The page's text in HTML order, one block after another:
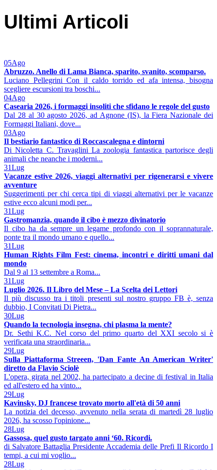
Ultimi Articoli
05Ago
Abruzzo. Anello di Lama Bianca, sparito, svanito, scomparso.
Luciano Pellegrini Con il caldo torrido ed afa intensa, bisogna
scegliere escursioni tra boschi...
04Ago
Casearia 2026, i formaggi insoliti che sfidano le regole del gusto
Dal 28 al 30 agosto 2026, ad Agnone (IS), la Fiera Nazionale dei
Formaggi Italiani, dove...
03Ago
Il bestiario fantastico di Roccascalegna e dintorni
Di Nicoletta C. Travaglini La zoologia fantastica partorisce degli
animali che neanche i moderni...
31Lug
Vacanze estive 2026, viaggi alternativi per rigenerarsi e vivere
avventure
Suggerimenti per chi cerca tipi di viaggi alternativi per le vacanze
estive ecco alcuni modi per...
31Lug
Gastromanzia, quando il cibo è mezzo divinatorio
Il cibo ha da sempre un legame profondo con il soprannaturale,
ponte tra il mondo umano e quello...
31Lug
Human Rights Film Fest: cinema, incontri e diritti umani dal
mondo
Dal 9 al 13 settembre a Roma...
31Lug
Luglio 2026. Il Libro del Mese – La Scelta dei Lettori
Il più discusso tra i titoli presenti sul nostro gruppo FB è, senza
dubbio, I Convitati Di Pietra...
30Lug
Quando la tecnologia insegna, chi plasma la mente?
Dr. Sethi K.C. Nel corso del primo quarto del XXI secolo si è
verificata una straordinaria...
29Lug
Sulla Piattaforma Streeen, 'Dan Fante An American Writer'
diretto da Flavio Sciolè
L'opera, girata nel 2002, ha partecipato a decine di festival in Italia
ed all'estero ed ha vinto...
29Lug
Kavinsky, DJ francese trovato morto all'età di 50 anni
La notizia del decesso, avvenuto nella serata di martedì 28 luglio
2026, ha scosso l'opinione...
28Lug
Gassosa, quel gusto targato anni ‘60. Ricordi.
di Salvatore Battaglia Presidente Accademia delle Prefi Il Ricordo I
tempi, a cui mi voglio...
28Lug